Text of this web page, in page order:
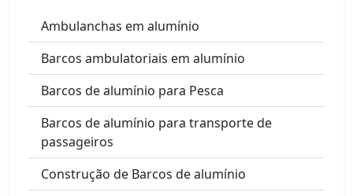
Ambulanchas em alumínio
Barcos ambulatoriais em alumínio
Barcos de alumínio para Pesca
Barcos de alumínio para transporte de
passageiros
Construção de Barcos de alumínio